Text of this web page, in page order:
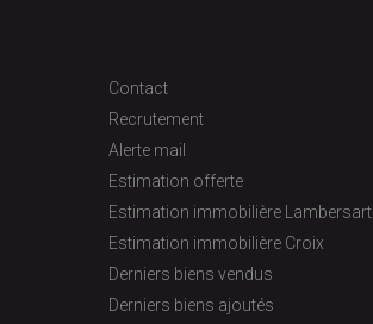
Contact
Recrutement
Alerte mail
Estimation offerte
Estimation immobilière Lambersart
Estimation immobilière Croix
Derniers biens vendus
Derniers biens ajoutés